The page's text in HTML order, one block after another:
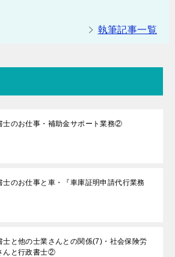
執筆記事一覧
士のお仕事・補助金サポート業務②
士のお仕事と車・『車庫証明申請代行業務
士と他の士業さんとの関係(7)・社会保険労
んと行政書士②